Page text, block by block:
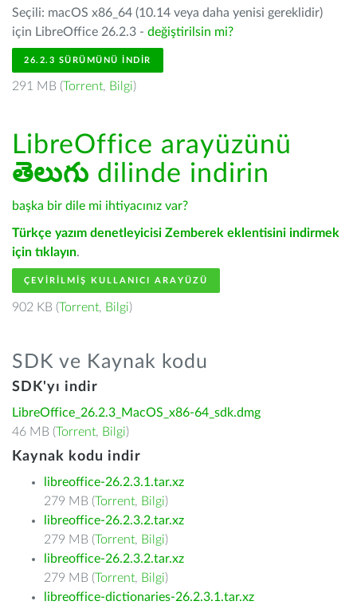
Seçili: macOS x86_64 (10.14 veya daha yenisi gereklidir)
için LibreOffice 26.2.3 - değiştirilsin mi?
26.2.3 SÜRÜMÜNÜ İNDIR
291 MB (Torrent, Bilgi)
LibreOffice arayüzünü
తెలుగు dilinde indirin
başka bir dile mi ihtiyacınız var?
Türkçe yazım denetleyicisi Zemberek eklentisini indirmek
için tıklayın.
ÇEVIRILMIŞ KULLANICI ARAYÜZÜ
902 KB (Torrent, Bilgi)
SDK ve Kaynak kodu
SDK'yı indir
LibreOffice_26.2.3_MacOS_x86-64_sdk.dmg
46 MB (Torrent, Bilgi)
Kaynak kodu indir
libreoffice-26.2.3.1.tar.xz
279 MB (Torrent, Bilgi)
libreoffice-26.2.3.2.tar.xz
279 MB (Torrent, Bilgi)
libreoffice-26.2.3.2.tar.xz
279 MB (Torrent, Bilgi)
libreoffice-dictionaries-26.2.3.1.tar.xz